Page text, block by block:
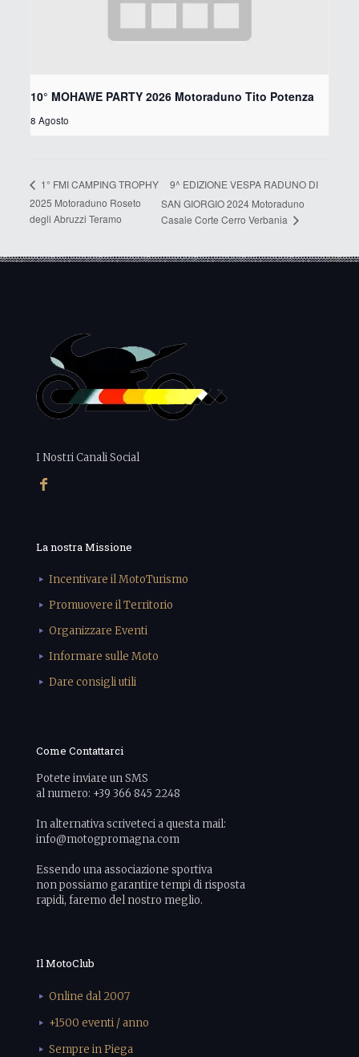
10° MOHAWE PARTY 2026 Motoraduno Tito Potenza
8 Agosto
1° FMI CAMPING TROPHY
2025 Motoraduno Roseto
degli Abruzzi Teramo
9^ EDIZIONE VESPA RADUNO DI
SAN GIORGIO 2024 Motoraduno
Casale Corte Cerro Verbania
I Nostri Canali Social
La nostra Missione
Incentivare il MotoTurismo
Promuovere il Territorio
Organizzare Eventi
Informare sulle Moto
Dare consigli utili
Come Contattarci
Potete inviare un SMS
al numero: +39 366 845 2248
In alternativa scriveteci a questa mail:
info@motogpromagna.com
Essendo una associazione sportiva
non possiamo garantire tempi di risposta
rapidi, faremo del nostro meglio.
Il MotoClub
Online dal 2007
+1500 eventi / anno
Sempre in Piega